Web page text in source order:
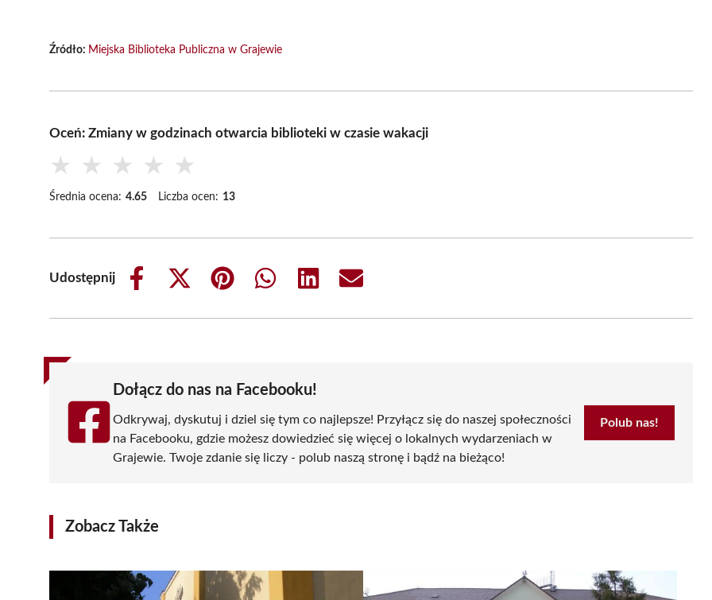
Źródło: Miejska Biblioteka Publiczna w Grajewie
Oceń: Zmiany w godzinach otwarcia biblioteki w czasie wakacji
★ ★ ★ ★ ★
Średnia ocena: 4.65 Liczba ocen: 13
Udostępnij
Share
Share
(Twitter)
Share
Share
Share
Share
Dołącz do nas na Facebooku!
Odkrywaj, dyskutuj i dziel się tym co najlepsze! Przyłącz się do naszej społeczności
na Facebooku, gdzie możesz dowiedzieć się więcej o lokalnych wydarzeniach w
Grajewie. Twoje zdanie się liczy - polub naszą stronę i bądź na bieżąco!
Polub nas!
Zobacz Także